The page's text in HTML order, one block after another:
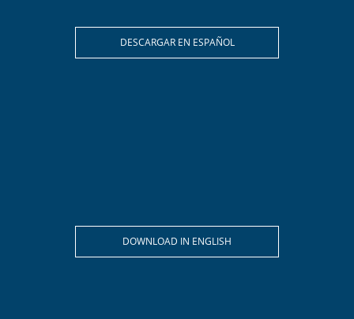
DESCARGAR EN ESPAÑOL
DOWNLOAD IN ENGLISH